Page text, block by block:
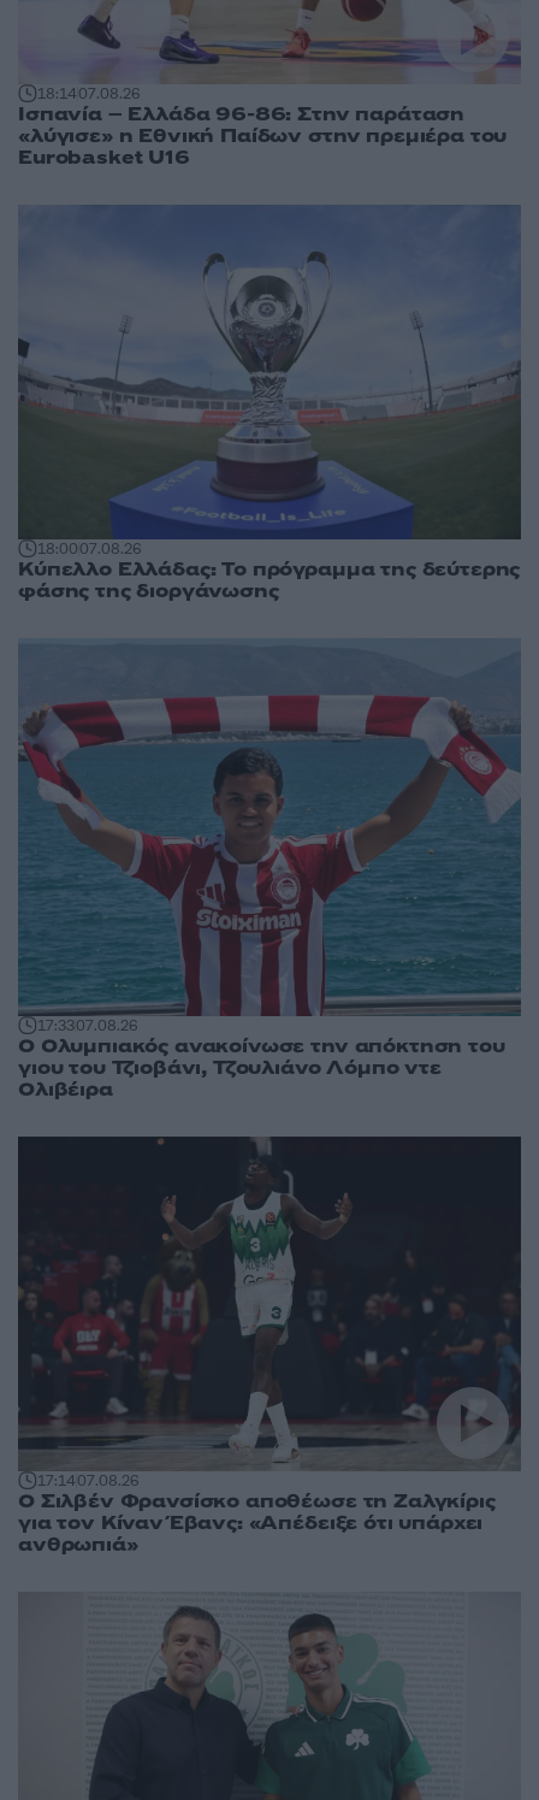
18:1407.08.26
Ισπανία – Ελλάδα 96-86: Στην παράταση
«λύγισε» η Εθνική Παίδων στην πρεμιέρα του
Eurobasket U16
18:0007.08.26
Κύπελλο Ελλάδας: Το πρόγραμμα της δεύτερης
φάσης της διοργάνωσης
17:3307.08.26
Ο Ολυμπιακός ανακοίνωσε την απόκτηση του
γιου του Τζιοβάνι, Τζουλιάνο Λόμπο ντε
Ολιβέιρα
17:1407.08.26
Ο Σιλβέν Φρανσίσκο αποθέωσε τη Ζαλγκίρις
για τον Κίναν Έβανς: «Απέδειξε ότι υπάρχει
ανθρωπιά»